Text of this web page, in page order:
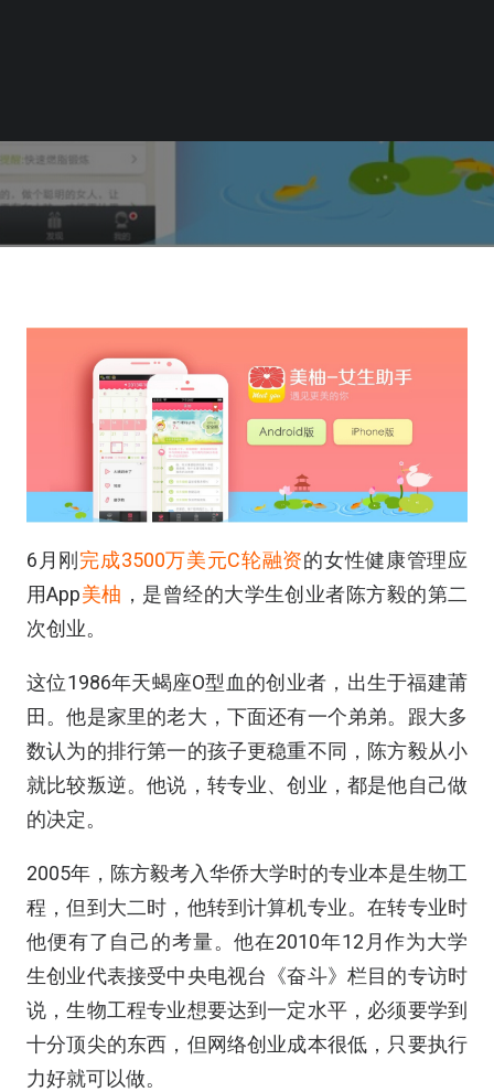
6月刚 完成3500万美元C轮融资的女性健康管理应
用App美柚 ，是曾经的大学生创业者陈方毅的第二
次创业。
这位1986年天蝎座O型血的创业者，出生于福建莆
田。他是家里的老大，下面还有一个弟弟。跟大多
数认为的排行第一的孩子更稳重不同，陈方毅从小
就比较叛逆。他说，转专业、创业，都是他自己做
的决定。
2005年，陈方毅考入华侨大学时的专业本是生物工
程，但到大二时，他转到计算机专业。在转专业时
他便有了自己的考量。他在2010年12月作为大学
生创业代表接受中央电视台《奋斗》栏目的专访时
说，生物工程专业想要达到一定水平，必须要学到
十分顶尖的东西，但网络创业成本很低，只要执行
力好就可以做。